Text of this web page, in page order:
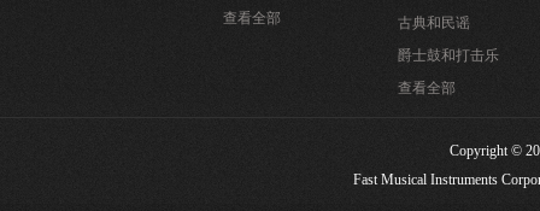
查看全部
古典和民谣
爵士鼓和打击乐
查看全部
Copyright ©
Fast Musical Instruments